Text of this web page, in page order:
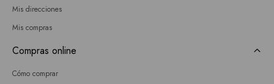
Mis direcciones
Mis compras
Compras online
Cómo comprar